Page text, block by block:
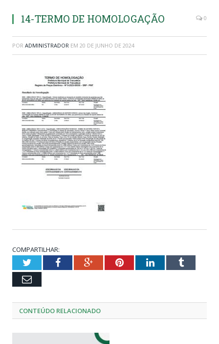
14-TERMO DE HOMOLOGAÇÃO 0
POR ADMINISTRADOR EM 20 DE JUNHO DE 2024
COMPARTILHAR:
TwitterFacebookGoogle+PinterestLinkedInTumblr
Email
CONTEÚDO RELACIONADO